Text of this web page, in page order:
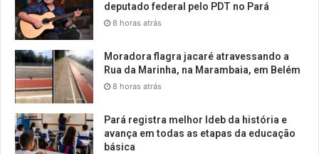
deputado federal pelo PDT no Pará
8 horas atrás
Moradora flagra jacaré atravessando a
Rua da Marinha, na Marambaia, em Belém
8 horas atrás
Pará registra melhor Ideb da história e
avança em todas as etapas da educação
básica